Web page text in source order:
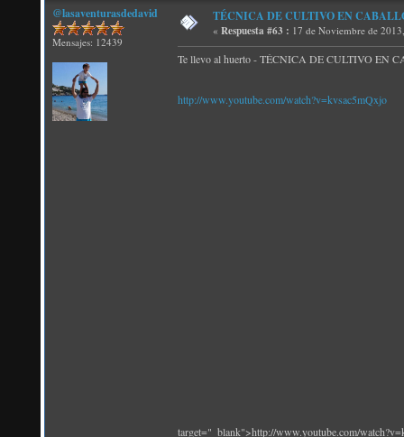
@lasaventurasdedavid
Mensajes: 12439
TÉCNICA DE CULTIVO EN
« Respuesta #63 : 17 de Noviembre de
Te llevo al huerto - TÉCNICA DE CULTIVO EN
http://www.youtube.com/watch?v=kvsac5mQxjo
target="_blank">http://www.youtube.com/